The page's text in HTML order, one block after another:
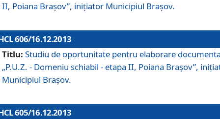
II, Poiana Braşov”, iniţiator Municipiul Braşov.
606/16.12.2013
Titlu: Studiu de oportunitate pentru elaborare
„P.U.Z. - Domeniu schiabil - etapa II, Poiana Braşov”,
Municipiul Braşov.
605/16.12.2013